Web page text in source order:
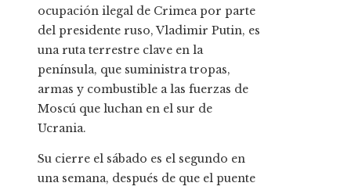
ocupación ilegal de Crimea por parte
del presidente ruso, Vladimir Putin, es
una ruta terrestre clave en la
península, que suministra tropas,
armas y combustible a las fuerzas de
Moscú que luchan en el sur de
Ucrania.
Su cierre el sábado es el segundo en
una semana, después de que el puente